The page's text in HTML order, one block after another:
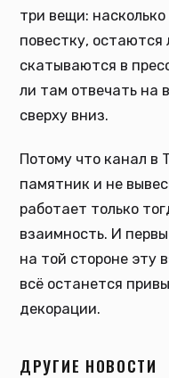
три вещи:
повестку, остаются
скатываются в
ли там отвечать на
сверху вниз.
Потому что канал в
памятник и не
работает только
взаимность. И
на той стороне эту
всё останется
декорации.
ДРУГИЕ НОВОСТИ